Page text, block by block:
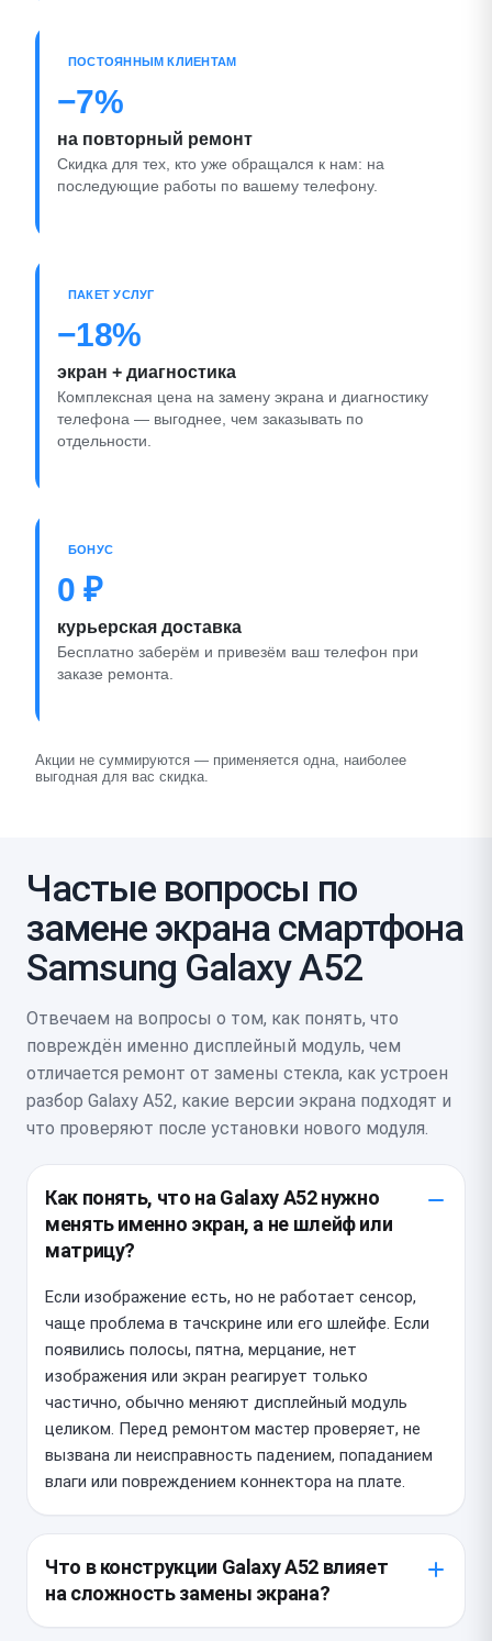
ПОСТОЯННЫМ КЛИЕНТАМ
−7%
на повторный ремонт
Скидка для тех, кто уже обращался к нам: на
последующие работы по вашему телефону.
ПАКЕТ УСЛУГ
−18%
экран + диагностика
Комплексная цена на замену экрана и диагностику
телефона — выгоднее, чем заказывать по
отдельности.
БОНУС
0 ₽
курьерская доставка
Бесплатно заберём и привезём ваш телефон при
заказе ремонта.
Акции не суммируются — применяется одна, наиболее
выгодная для вас скидка.
Частые вопросы по
замене экрана смартфона
Samsung Galaxy A52
Отвечаем на вопросы о том, как понять, что
повреждён именно дисплейный модуль, чем
отличается ремонт от замены стекла, как устроен
разбор Galaxy A52, какие версии экрана подходят и
что проверяют после установки нового модуля.
Как понять, что на Galaxy A52 нужно
менять именно экран, а не шлейф или
матрицу?
Если изображение есть, но не работает сенсор,
чаще проблема в тачскрине или его шлейфе. Если
появились полосы, пятна, мерцание, нет
изображения или экран реагирует только
частично, обычно меняют дисплейный модуль
целиком. Перед ремонтом мастер проверяет, не
вызвана ли неисправность падением, попаданием
влаги или повреждением коннектора на плате.
Что в конструкции Galaxy A52 влияет
на сложность замены экрана?